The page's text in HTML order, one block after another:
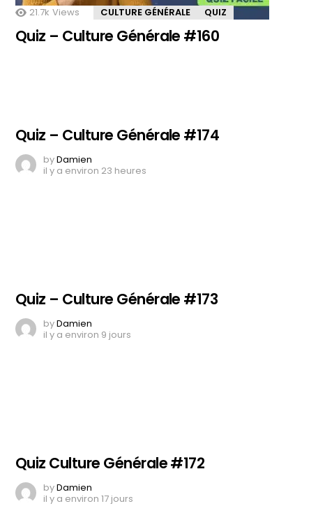
21.7k Views CULTURE GÉNÉRALE QUIZ
Quiz – Culture Générale #160
Quiz – Culture Générale #174
byDamien
il y a environ 23 heures
Quiz – Culture Générale #173
byDamien
il y a environ 9 jours
Quiz Culture Générale #172
byDamien
il y a environ 17 jours